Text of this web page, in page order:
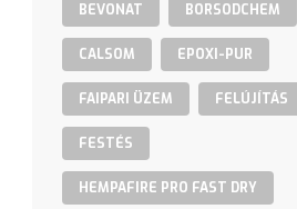
BEVONAT BORSODCHEM
CALSOM EPOXI-PUR
FAIPARI ÜZEM FELÚJÍTÁS
FESTÉS
HEMPAFIRE PRO FAST DRY